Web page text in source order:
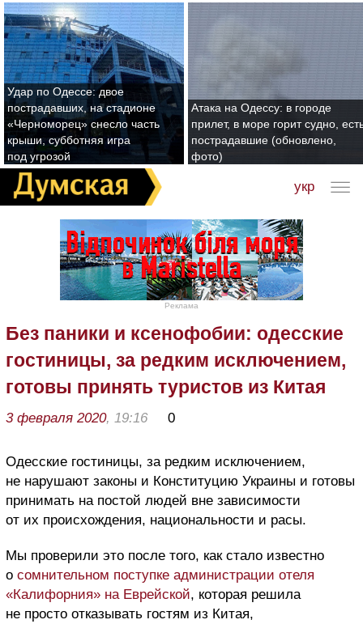
Удар по Одессе: двое
пострадавших, на стадионе
«Черноморец» снесло часть
крыши, субботняя игра
под угрозой
Атака на Одессу: в городе
прилет, в море горит судно,
пострадавшие (обновлено,
фото)
укр
Реклама
Без паники и ксенофобии: одесские
гостиницы, за редким исключением,
готовы принять туристов из Китая
3 февраля 2020, 19:16 0
Одесские гостиницы, за редким исключением,
не нарушают законы и Конституцию Украины и готовы
принимать на постой людей вне зависимости
от их происхождения, национальности и расы.
Мы проверили это после того, как стало известно
о сомнительном поступке администрации отеля
«Калифорния» на Еврейской, которая решила
не просто отказывать гостям из Китая,